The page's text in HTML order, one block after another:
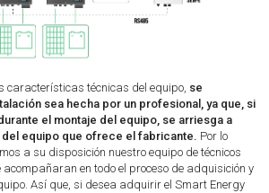
características técnicas del equipo, se
sea hecha por un profesional, ya que, si
el montaje del equipo, se arriesga a
equipo que ofrece el fabricante. Por lo
a su disposición nuestro equipo de técnicos
acompañaran en todo el proceso de adquisición y
Así que, si desea adquirir el Smart Energy